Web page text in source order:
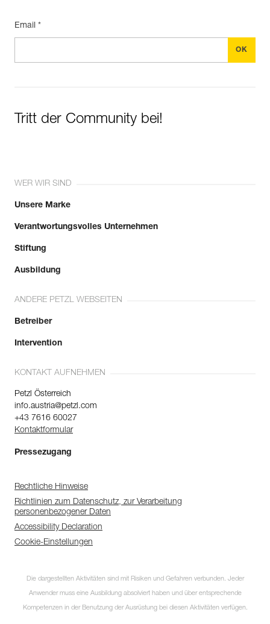
Email *
Tritt der Community bei!
WER WIR SIND
Unsere Marke
Verantwortungsvolles Unternehmen
Stiftung
Ausbildung
ANDERE PETZL WEBSEITEN
Betreiber
Intervention
KONTAKT AUFNEHMEN
Petzl Österreich
info.austria@petzl.com
+43 7616 60027
Kontaktformular
Pressezugang
Rechtliche Hinweise
Richtlinien zum Datenschutz, zur Verarbeitung
personenbezogener Daten
Accessibility Declaration
Cookie-Einstellungen
Die dargestellten Aktivitäten sind mit Risiken und Gefahren verbunden. Jeder
Anwender muss eine Ausbildung absolviert haben und über entsprechende
Kompetenzen in der Benutzung der Ausrüstung bei diesen Aktivitäten verfügen.